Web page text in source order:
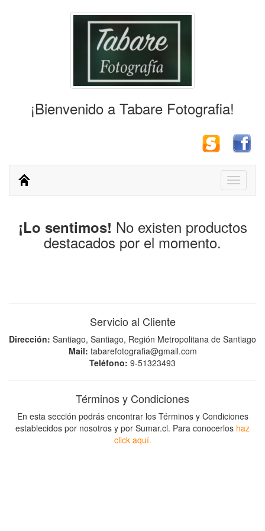
¡Bienvenido a Tabare Fotografia!
Toggle
¡Lo sentimos! No existen productos
destacados por el momento.
Servicio al Cliente
Dirección: Santiago, Santiago, Región Metropolitana de Santiago
Mail: tabarefotografia@gmail.com
Teléfono: 9-51323493
Términos y Condiciones
En esta sección podrás encontrar los Términos y Condiciones
establecidos por nosotros y por Sumar.cl. Para conocerlos haz
click aquí.